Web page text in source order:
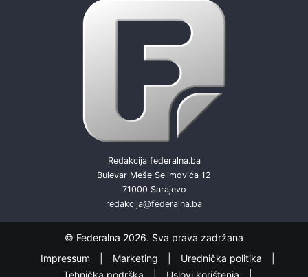
Redakcija federalna.ba
Bulevar Meše Selimovića 12
71000 Sarajevo
redakcija@federalna.ba
© Federalna 2026. Sva prava zadržana
Impressum
Marketing
Urednička politika
Tehnička podrška
Uslovi korištenja